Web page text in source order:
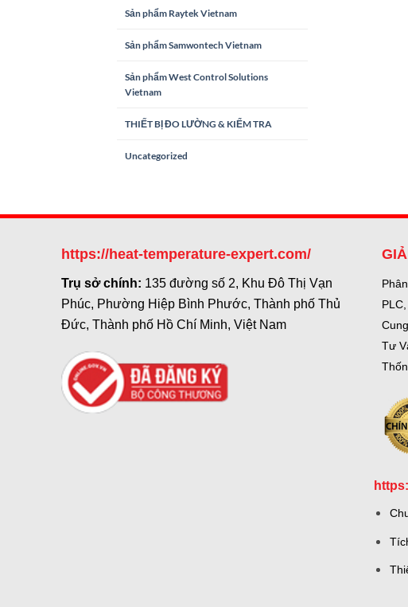
Sản phẩm Raytek Vietnam
Sản phẩm Samwontech Vietnam
Sản phẩm West Control Solutions
Vietnam
THIẾT BỊ ĐO LƯỜNG & KIỂM TRA
Uncategorized
https://heat-temperature-expert.com/
Trụ sở chính: 135 đường số 2, Khu Đô Thị Vạn
Phúc, Phường Hiệp Bình Phước, Thành phố Thủ
Đức, Thành phố Hồ Chí Minh, Việt Nam
Tư